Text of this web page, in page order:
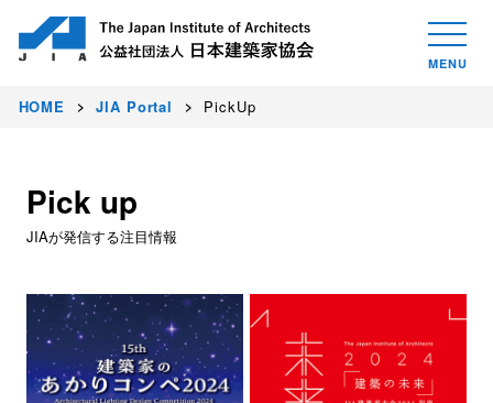
HOME JIA Portal PickUp
Pick up
JIAが発信する注目情報